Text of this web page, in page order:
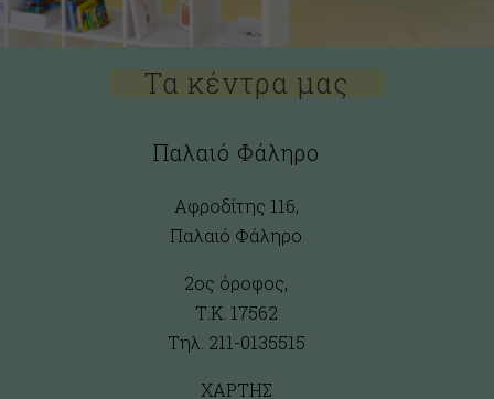
Τα κέντρα μας
Παλαιό Φάληρο
Αφροδίτης 116,
Παλαιό Φάληρο
2ος όροφος,
Τ.Κ. 17562
Τηλ. 211-0135515
ΧΑΡΤΗΣ